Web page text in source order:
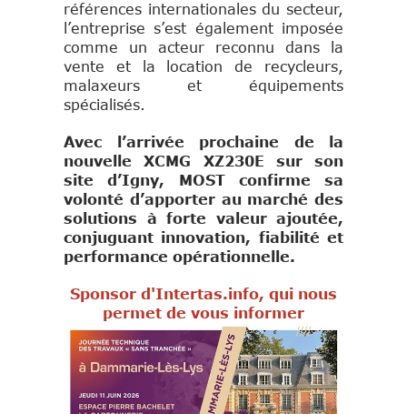
références internationales du secteur,
l’entreprise s’est également imposée
comme un acteur reconnu dans la
vente et la location de recycleurs,
malaxeurs et équipements
spécialisés.
Avec l’arrivée prochaine de la
nouvelleXCMG XZ230E sur son
site d’Igny, MOST confirme sa
volonté d’apporter au marché des
solutions à forte valeur ajoutée,
conjuguant innovation, fiabilité et
performance opérationnelle.
Sponsor d'Intertas.info, qui nous
permet de vous informer